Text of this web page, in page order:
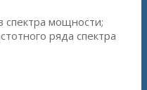
спектра мощности;
ряда спектра